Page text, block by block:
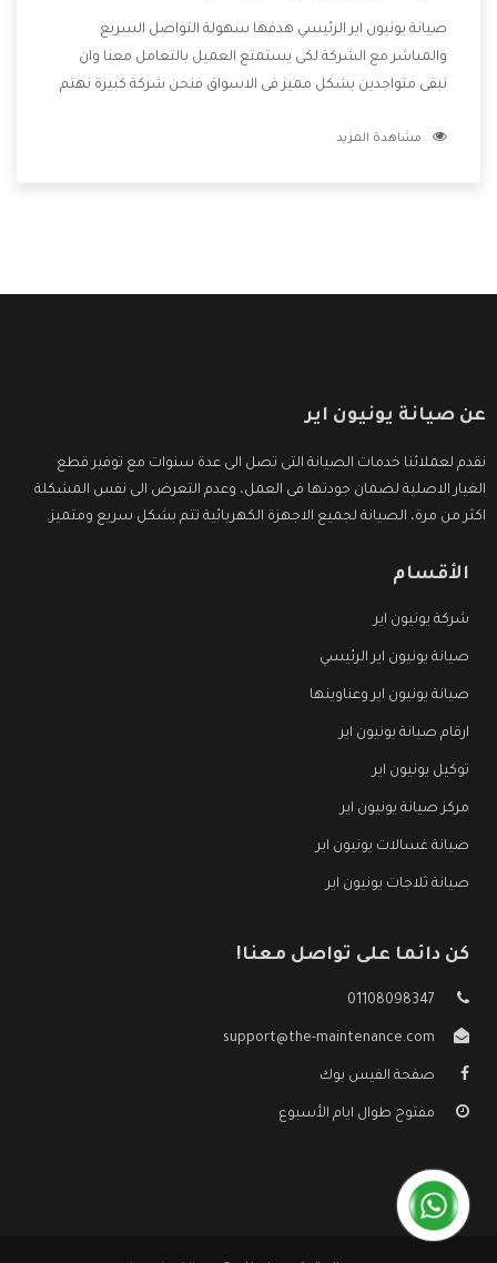
صيانة يونيون اير الرئيسي هدفها سهولة التواصل السريع
والمباشر مع الشركة لكى يستمتع العميل بالتعامل معنا وان
نبقى متواجدين بشكل مميز فى الاسواق فنحن شركة كبيرة نهتم
الشركة بها والتى تكون منها خدمة الصيانة التى تكون من أهم
مشاهدة المزيد
عن صيانة يونيون اير
نقدم لعملائنا خدمات الصيانة التى تصل الى عدة سنوات مع توفير قطع
الغيار الاصلية لضمان جودتها فى العمل، وعدم التعرض الى نفس المشكلة
اكثر من مرة، الصيانة لجميع الاجهزة الكهربائية تتم بشكل سريع ومتميز.
الأقسام
شركة يونيون اير
صيانة يونيون اير الرئيسي
صيانة يونيون اير وعناوينها
ارقام صيانة يونيون اير
توكيل يونيون اير
مركز صيانة يونيون اير
صيانة غسالات يونيون اير
صيانة ثلاجات يونيون اير
كن دائما على تواصل معنا!
01108098347
support@the-maintenance.com
صفحة الفيس بوك
مفتوح طوال ايام الأسبوع